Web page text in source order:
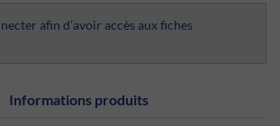
afin d’avoir accès aux fiches
Informations produits